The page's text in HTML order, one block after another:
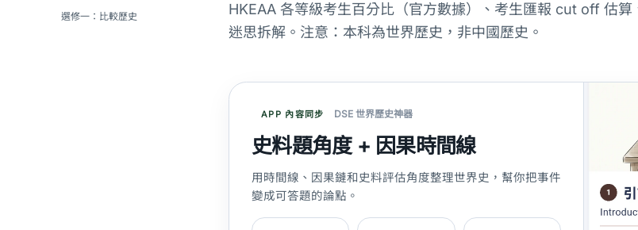
選修一：比較歷史
HKEAA 各等級考生百分比（官方數據）、考生匯報 cut off 估
迷思拆解。注意：本科為世界歷史，非中國歷史。
APP 內容同步 DSE 世界歷史神器
史料題角度 + 因果時間線
用時間線、因果鏈和史料評估角度整理世界史，幫你把事件
變成可答題的論點。